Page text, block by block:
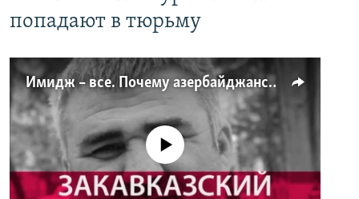
попадают в тюрьму
Имидж – все. Почему азербайджанские правозащитники и независимые журналисты попадают в тюрьму
No media source currently available